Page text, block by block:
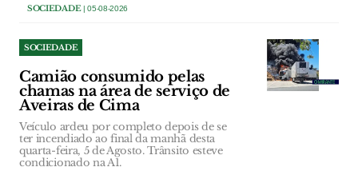
SOCIEDADE| 05-08-2026
SOCIEDADE
Camião consumido pelas
chamas na área de serviço de
Aveiras de Cima
Veículo ardeu por completo depois de se
ter incendiado ao final da manhã desta
quarta-feira, 5 de Agosto. Trânsito esteve
condicionado na A1.